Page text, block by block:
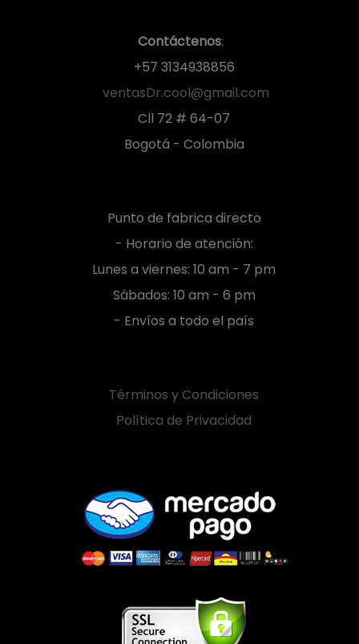
Contáctenos:
+57 3134938856
ventasDr.cool@gmail.com
Cll 72 # 64-07
Bogotá - Colombia
Punto de fabrica directo
- Horario de atención:
Lunes a viernes: 10 am - 7 pm
Sábados: 10 am - 6 pm
- Envíos a todo el país
Términos y Condiciones
Política de Privacidad